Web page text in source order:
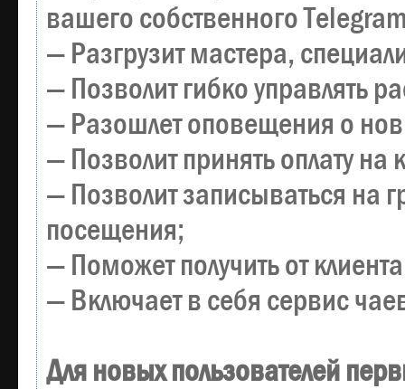
вашего собственного
— Разгрузит мастера,
— Позволит гибко управлять
— Разошлет оповещения о
— Позволит принять оплату
— Позволит записываться на
посещения;
— Поможет получить от
— Включает в себя сервис
Для новых пользователей